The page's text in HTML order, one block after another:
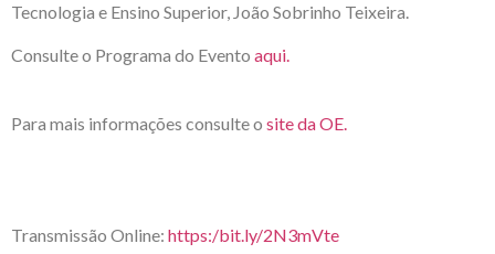
Tecnologia e Ensino Superior, João Sobrinho Teixeira.
Consulte o Programa do Evento aqui.
Para mais informações consulte o site da OE.
Transmissão Online: https:/bit.ly/2N3mVte